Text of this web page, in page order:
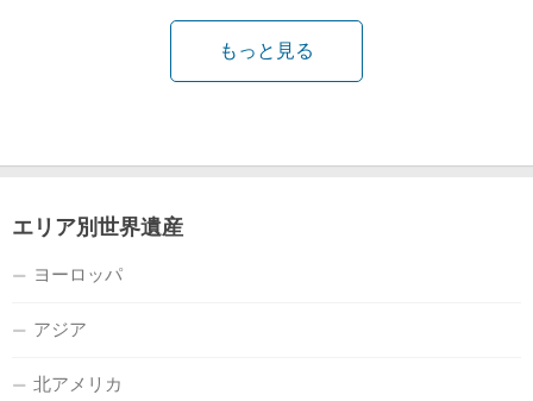
もっと見る
エリア別世界遺産
ヨーロッパ
アジア
北アメリカ